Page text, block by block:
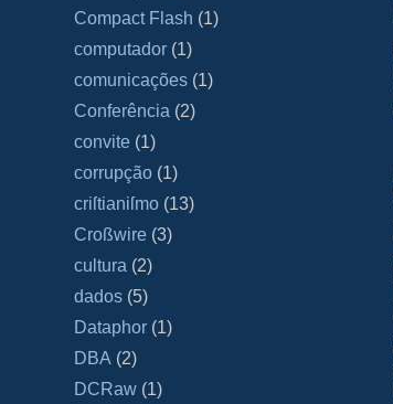
Compact Flash (1)
computador (1)
comunicações (1)
Conferência (2)
convite (1)
corrupção (1)
criſtianiſmo (13)
Croßwire (3)
cultura (2)
dados (5)
Dataphor (1)
DBA (2)
DCRaw (1)